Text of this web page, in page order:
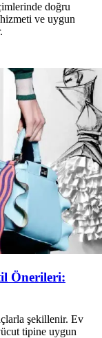
doğru
ve uygun
Önerileri:
şekillenir. Ev
tipine uygun